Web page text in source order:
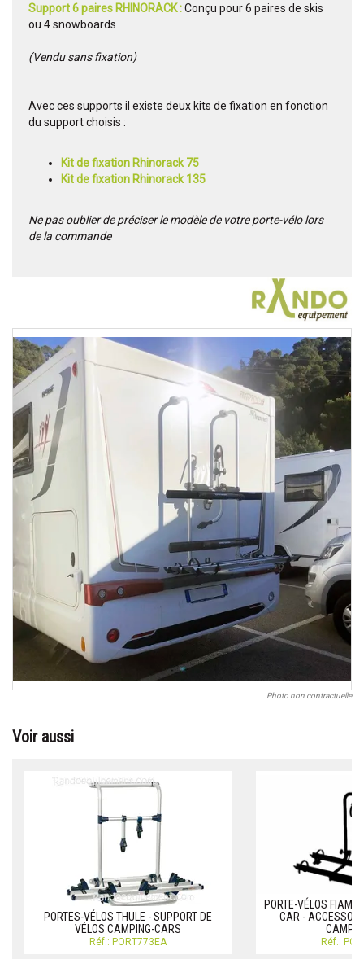
Support 6 paires RHINORACK :Conçu pour 6 paires de skis
ou 4 snowboards
(Vendu sans fixation)
Avec ces supports il existe deux kits de fixation en fonction
du support choisis :
Kit de fixation Rhinorack 75
Kit de fixation Rhinorack 135
Ne pas oublier de préciser le modèle de votre porte-vélo lors
de la commande
Photo non contractuelle
Voir aussi
PORTES-VÉLOS THULE - SUPPORT DE
VÉLOS CAMPING-CARS
Réf.: PORT773EA
PORTE-VÉLOS
CAR -
Réf.: